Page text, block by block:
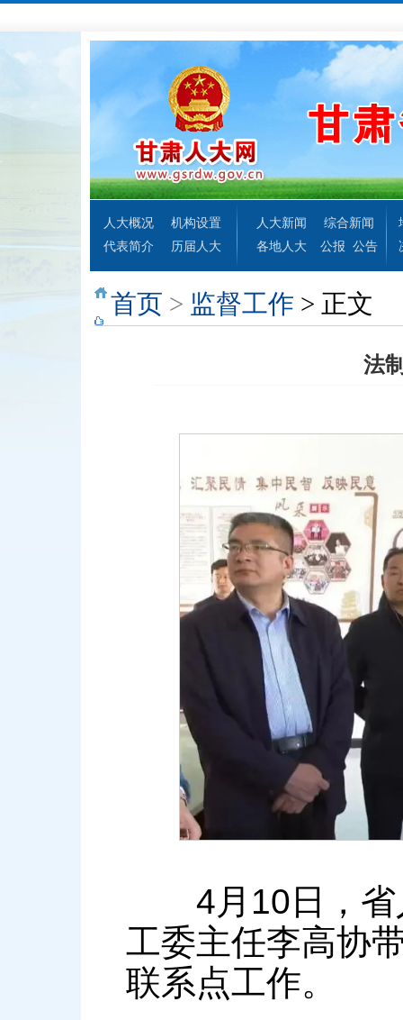
人大概况
机构设置
代表简介
历届人大
人大新闻
综合新闻
各地人大
公报 公告
首页 > 监督工作 > 正文
法
4月10日，省
工委主任李高协
联系点工作。